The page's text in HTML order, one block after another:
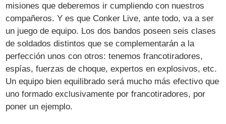
misiones que deberemos ir cumpliendo con nuestros
compañeros. Y es que Conker Live, ante todo, va a ser
un juego de equipo. Los dos bandos poseen seis clases
de soldados distintos que se complementarán a la
perfección unos con otros: tenemos francotiradores,
espías, fuerzas de choque, expertos en explosivos, etc.
Un equipo bien equilibrado será mucho más efectivo que
uno formado exclusivamente por francotiradores, por
poner un ejemplo.